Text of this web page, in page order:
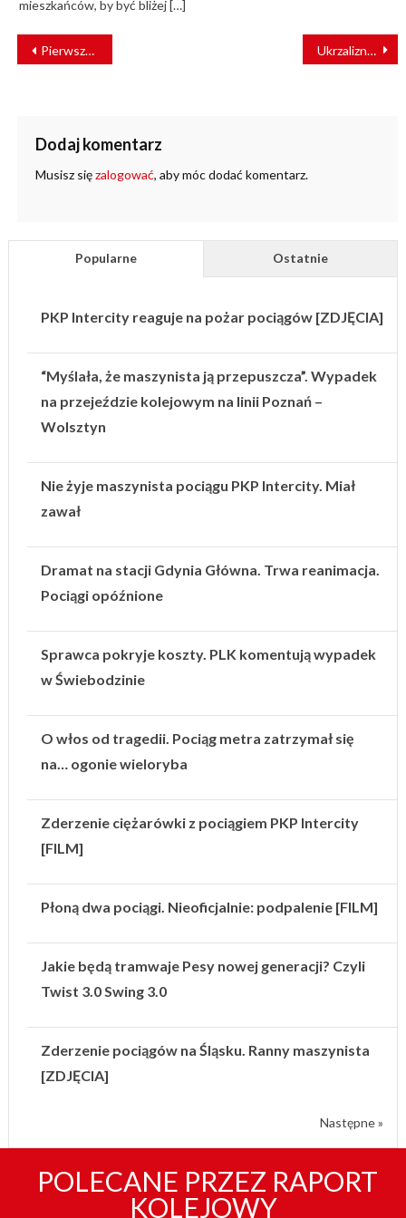
mieszkańców, by być bliżej […]
NAWIGACJA
WPISU
Pierwszy w Europie hybrydowy zespół trakcyjny z zasobnikiem superkondensatorów od Medcom Ukrzaliznytsia odbudowała i otworzyła “Linię 102”
Dodaj komentarz
Musisz sięzalogować, aby móc dodać komentarz.
Popularne Ostatnie
PKP Intercity reaguje na pożar pociągów [ZDJĘCIA]
“Myślała, że maszynista ją przepuszcza”. Wypadek
na przejeździe kolejowym na linii Poznań –
Wolsztyn
Nie żyje maszynista pociągu PKP Intercity. Miał
zawał
Dramat na stacji Gdynia Główna. Trwa reanimacja.
Pociągi opóźnione
Sprawca pokryje koszty. PLK komentują wypadek
w Świebodzinie
O włos od tragedii. Pociąg metra zatrzymał się
na… ogonie wieloryba
Zderzenie ciężarówki z pociągiem PKP Intercity
[FILM]
Płoną dwa pociągi. Nieoficjalnie: podpalenie [FILM]
Jakie będą tramwaje Pesy nowej generacji? Czyli
Twist 3.0 Swing 3.0
Zderzenie pociągów na Śląsku. Ranny maszynista
[ZDJĘCIA]
Następne »
POLECANE PRZEZ RAPORT
KOLEJOWY